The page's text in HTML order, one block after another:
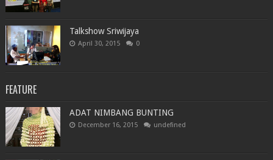
Talkshow Sriwijaya
April 30, 2015 0
FEATURE
ADAT NIMBANG BUNTING
December 16, 2015 undefined